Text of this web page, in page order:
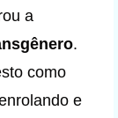
a
.
como
e